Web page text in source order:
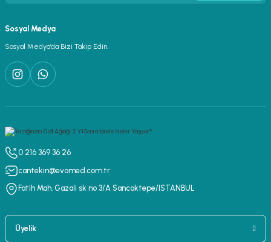
Sosyal Medya
Sosyal Medya’da Bizi Takip Edin.
0 216 369 36 26
cantekin@evomed.com.tr
Fatih Mah. Gazali sk no 3/A Sancaktepe/ISTANBUL
Üyelik